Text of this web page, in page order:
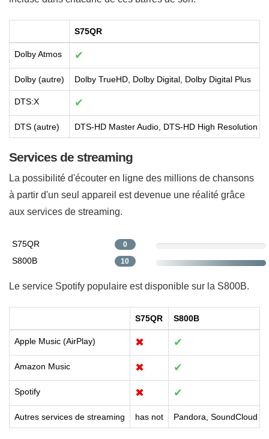
S75QR
Dolby Atmos ✔
Dolby (autre) Dolby TrueHD, Dolby Digital, Dolby Digital Plus
DTS:X ✔
DTS (autre) DTS-HD Master Audio, DTS-HD High Resolution
Services de streaming
La possibilité d'écouter en ligne des millions de chansons
à partir d'un seul appareil est devenue une réalité grâce
aux services de streaming.
S75QR 0
S800B 10
Le service Spotify populaire est disponible sur la S800B.
S75QR S800B
Apple Music (AirPlay) ✖ ✔
Amazon Music ✖ ✔
Spotify ✖ ✔
Autres services de streaming has not Pandora, SoundCloud